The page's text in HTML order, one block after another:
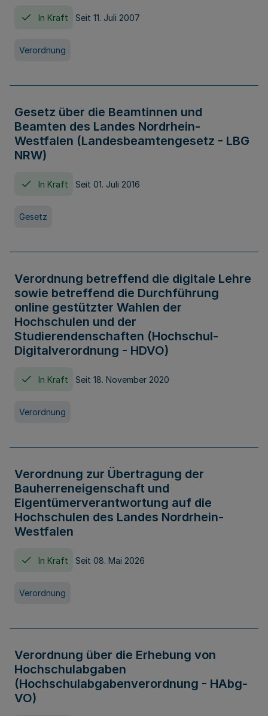
In Kraft Seit 11. Juli 2007
Verordnung
Gesetz über die Beamtinnen und
Beamten des Landes Nordrhein-
Westfalen (Landesbeamtengesetz - LBG
NRW)
In Kraft Seit 01. Juli 2016
Gesetz
Verordnung betreffend die digitale Lehre
sowie betreffend die Durchführung
online gestützter Wahlen der
Hochschulen und der
Studierendenschaften (Hochschul-
Digitalverordnung - HDVO)
In Kraft Seit 18. November 2020
Verordnung
Verordnung zur Übertragung der
Bauherreneigenschaft und
Eigentümerverantwortung auf die
Hochschulen des Landes Nordrhein-
Westfalen
In Kraft Seit 08. Mai 2026
Verordnung
Verordnung über die Erhebung von
Hochschulabgaben
(Hochschulabgabenverordnung - HAbg-
VO)